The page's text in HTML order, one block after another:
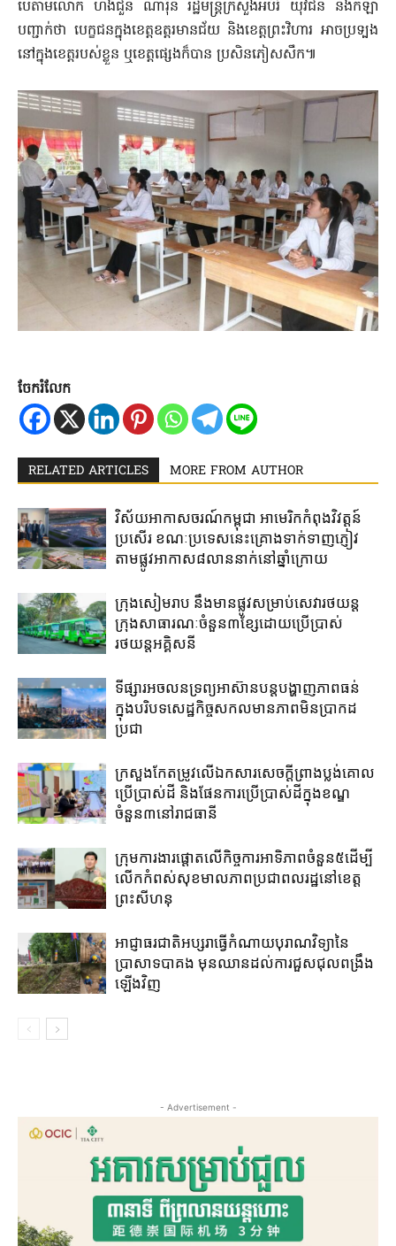
បើតាមលោក ហង់ជួន ណារ៉ុន រដ្ឋមន្ត្រីក្រសួងអប់រំ យុវជន និងកីឡា
បញ្ជាក់ថា បេក្ខជនក្នុងខេត្តឧត្តរមានជ័យ និងខេត្តព្រះវិហារ អាចប្រទ្បង
នៅក្នុងខេត្តរបស់ខ្លួន ឬខេត្តផ្សេងក៏បាន ប្រសិនភៀសសឹក៕
ចែករំលែក
RELATED ARTICLES MORE FROM AUTHOR
វិស័យអាកាសចរណ៍​កម្ពុជា​ អាមេរិក​កំពុង​វិវត្តន៍​
ប្រសើរ ​ខណៈ​ប្រទេស​នេះ​គ្រោង​ទាក់​ទាញ​ភ្ញៀវ​
តាម​ផ្លូវ​អាកាស​៨លាន​នាក់​នៅ​ឆ្នាំ​ក្រោយ
ក្រុងសៀមរាប​ នឹង​មាន​ផ្លូវ​សម្រាប់​សេវារថយន្ត​
ក្រុងសាធារណៈ​ចំនួន​៣​ខ្សែ​ដោយ​ប្រើប្រាស់​
រថយន្ត​អគ្គិសនី​
ទីផ្សារអចលនទ្រព្យ​អាស៊ាន​បន្តបង្ហាញ​ភាពធន់​
ក្នុង​បរិបទ​សេដ្ឋកិច្ចសកល​មាន​ភាព​មិន​ប្រាកដ​
ប្រជា​
ក្រសួង​កែតម្រូវលើឯកសារ​សេចក្តីព្រាង​ប្លង់​គោល​
ប្រើប្រាស់ដី​ និង​ផែនការ​ប្រើប្រាស់​ដី​ក្នុង​ខណ្ឌ​
ចំនួន៣​នៅ​រាជធានី​
ក្រុមការងារ​ផ្តោត​លើ​កិច្ចការ​អាទិភាព​ចំនួន​៥​ដើម្បី​
លើក​កំពស់​សុខមាលភាព​ប្រជាពលរដ្ឋ​នៅ​ខេត្ត
ព្រះសីហនុ​
អាជ្ញាធរជាតិអប្សរា​ធ្វើ​កំណាយ​បុរាណ​វិទ្យា​នៃ​
ប្រាសាទបាគង​ មុនឈាន​ដល់​ការ​ជួសជុល​ពង្រឹង​
ឡើងវិញ​
- Advertisement -